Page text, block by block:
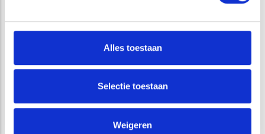
Alles toestaan
Selectie toestaan
Weigeren